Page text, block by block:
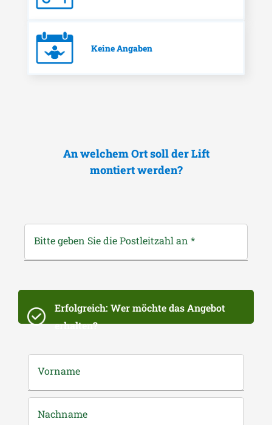
Keine Angaben
An welchem Ort soll der Lift
montiert werden?
Bitte geben Sie die Postleitzahl an *
Erfolgreich: Wer möchte das Angebot
erhalten?
Vorname
Nachname